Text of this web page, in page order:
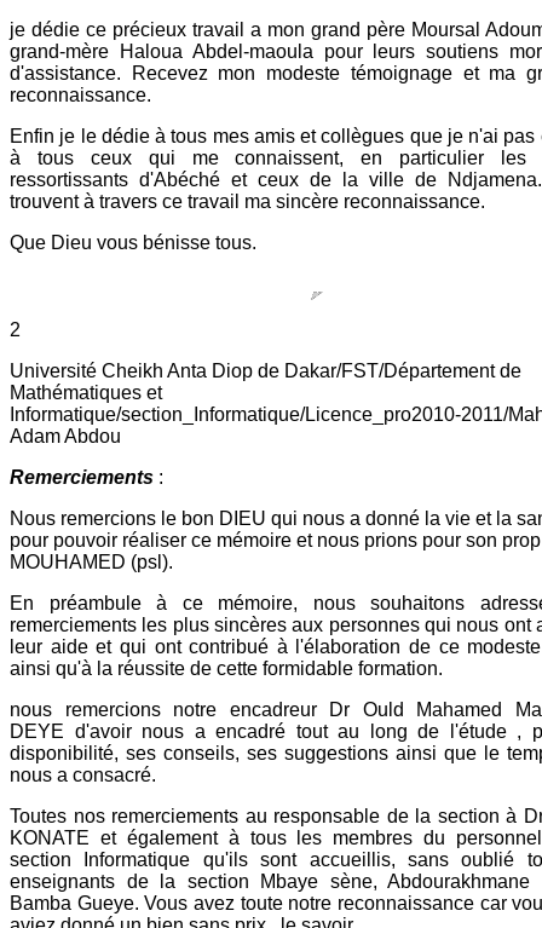
je dédie ce précieux travail a mon grand père Moursal
grand-mère Haloua Abdel-maoula pour leurs soutiens
d'assistance. Recevez mon modeste témoignage et ma
reconnaissance.
Enfin je le dédie à tous mes amis et collègues que je n'ai pas
à tous ceux qui me connaissent, en particulier les
ressortissants d'Abéché et ceux de la ville de
trouvent à travers ce travail ma sincère reconnaissance.
Que Dieu vous bénisse tous.
2
Université Cheikh Anta Diop de Dakar/FST/Département de
Mathématiques et
Informatique/section_Informatique/Licence_pro2010-2011/
Adam Abdou
Remerciements :
Nous remercions le bon DIEU qui nous a donné la vie et la
pour pouvoir réaliser ce mémoire et nous prions pour son
MOUHAMED (psl).
En préambule à ce mémoire, nous souhaitons
remerciements les plus sincères aux personnes qui nous ont
leur aide et qui ont contribué à l'élaboration de ce
ainsi qu'à la réussite de cette formidable formation.
nous remercions notre encadreur Dr Ould Mahamed
DEYE d'avoir nous a encadré tout au long de l'étude ,
disponibilité, ses conseils, ses suggestions ainsi que le
nous a consacré.
Toutes nos remerciements au responsable de la section à
KONATE et également à tous les membres du
section Informatique qu'ils sont accueillis, sans oublié
enseignants de la section Mbaye sène, Abdourakhmane
Bamba Gueye. Vous avez toute notre reconnaissance car